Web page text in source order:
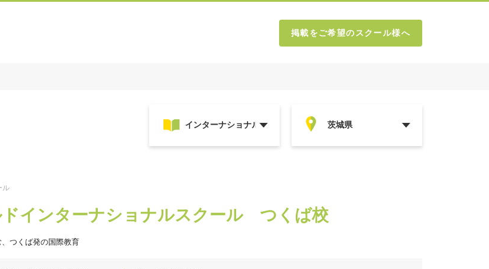
掲載をご希望のスクール様へ
ル
ドインターナショナルスクール つくば校
つくば発の国際教育